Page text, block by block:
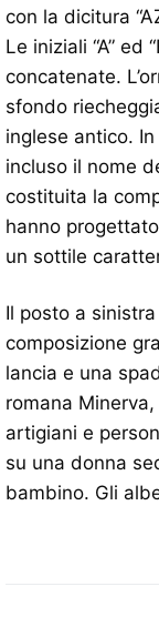
con la dicitura
Le iniziali “A” ed
concatenate.
sfondo
inglese antico.
incluso il nome
costituita la
hanno
un sottile
Il posto a
composizione
lancia e una
romana
artigiani e
su una donna
bambino. Gli